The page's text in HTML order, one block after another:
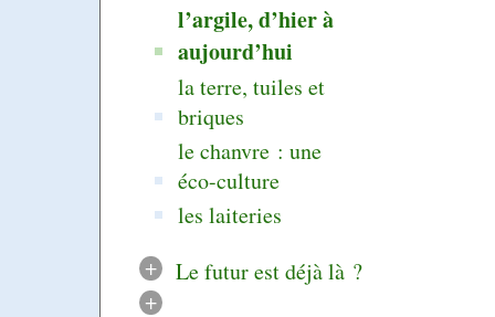
l’argile, d’hier à
aujourd’hui
la terre, tuiles et
briques
le chanvre : une
éco-culture
les laiteries
+
Le futur est déjà là ?
+